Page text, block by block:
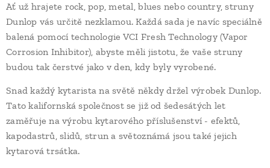
Ať už hrajete rock, pop, metal, blues nebo country, struny
Dunlop vás určitě nezklamou. Každá sada je navíc speciálně
balená pomocí technologie VCI Fresh Technology (Vapor
Corrosion Inhibitor), abyste měli jistotu, že vaše struny
budou tak čerstvé jako v den, kdy byly vyrobené.
Snad každý kytarista na světě někdy držel výrobek Dunlop.
Tato kalifornská společnost se již od šedesátých let
zaměřuje na výrobu kytarového příslušenství - efektů,
kapodastrů, slidů, strun a světoznámá jsou také jejich
kytarová trsátka.